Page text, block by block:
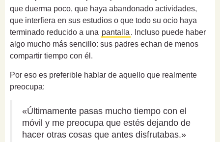
que duerma poco, que haya abandonado actividades,
que interfiera en sus estudios o que todo su ocio haya
terminado reducido a una pantalla . Incluso puede haber
algo mucho más sencillo: sus padres echan de menos
compartir tiempo con él.
Por eso es preferible hablar de aquello que realmente
preocupa:
«Últimamente pasas mucho tiempo con el
móvil y me preocupa que estés dejando de
hacer otras cosas que antes disfrutabas.»